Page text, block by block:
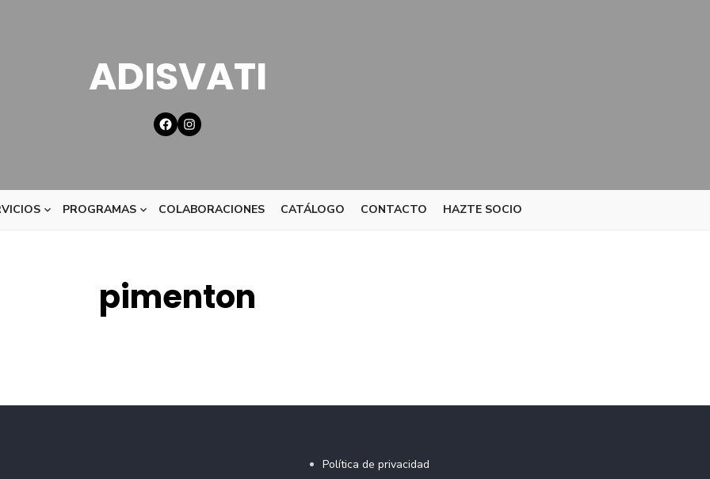
ADISVATI
PROGRAMAS COLABORACIONES CATÁLOGO CONTACTO HAZTE SOCIO
pimenton
Política de privacidad